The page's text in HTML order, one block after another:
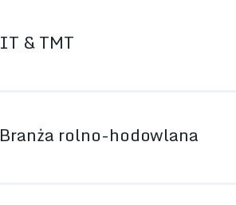
IT & TMT
Branża rolno-hodowlana